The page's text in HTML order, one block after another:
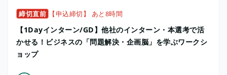
締切直前 【申込締切】 あと8時間
【1Dayインターン/GD】他社のインターン・本選考で活
かせる！ビジネスの「問題解決・企画脳」を学ぶワークシ
ョップ